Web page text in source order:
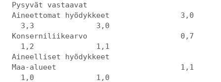
Pysyvät vastaavat
Aineettomat hyödykkeet 3,0
3,3 3,0
Konserniliikearvo 0,7
1,2 1,1
Aineelliset hyödykkeet
Maa-alueet 1,1
1,0 1,0